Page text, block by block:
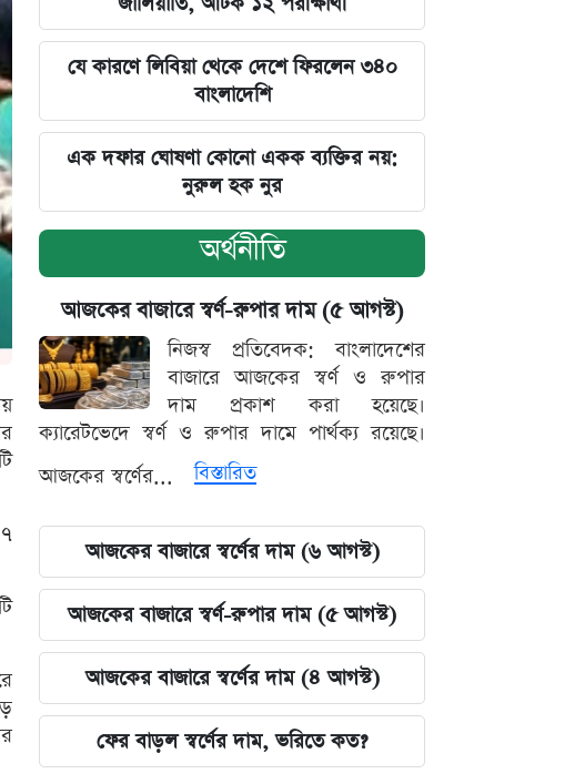
যে কারণে লিবিয়া থেকে দেশে ফিরলেন ৩৪০
বাংলাদেশি
এক দফার ঘোষণা কোনো একক ব্যক্তির নয়:
নুরুল হক নুর
অর্থনীতি
আজকের বাজারে স্বর্ণ-রুপার দাম (৫ আগস্ট)
নিজস্ব প্রতিবেদক: বাংলাদেশের
বাজারে আজকের স্বর্ণ ও রুপার
দাম প্রকাশ করা হয়েছে।
ক্যারেটভেদে স্বর্ণ ও রুপার দামে পার্থক্য রয়েছে।
আজকের স্বর্ণের...
বিস্তারিত
আজকের বাজারে স্বর্ণের দাম (৬ আগস্ট)
আজকের বাজারে স্বর্ণ-রুপার দাম (৫ আগস্ট)
আজকের বাজারে স্বর্ণের দাম (৪ আগস্ট)
ফের বাড়ল স্বর্ণের দাম, ভরিতে কত?